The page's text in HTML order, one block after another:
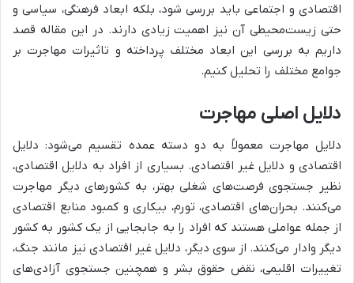
اقتصادی و اجتماعی باید بررسی شود، بلکه ابعاد فرهنگی، سیاسی و
حتی زیست‌محیطی آن نیز اهمیت زیادی دارند. در این مقاله قصد
داریم به بررسی این ابعاد مختلف پرداخته و تاثیرات مهاجرت بر
جوامع مختلف را تحلیل کنیم.
دلایل اصلی مهاجرت
دلایل مهاجرت معمولاً به دو دسته عمده تقسیم می‌شود: دلایل
اقتصادی و دلایل غیر اقتصادی. بسیاری از افراد به دلایل اقتصادی،
نظیر جستجوی فرصت‌های شغلی بهتر، به کشورهای دیگر مهاجرت
می‌کنند. بحران‌های اقتصادی، تورم، بیکاری و کمبود منابع اقتصادی
از جمله عواملی هستند که افراد را به جابجایی از یک کشور به کشور
دیگر وادار می‌کنند. از سوی دیگر، دلایل غیر اقتصادی نیز مانند جنگ،
تغییرات اقلیمی، نقض حقوق بشر و همچنین جستجوی آزادی‌های